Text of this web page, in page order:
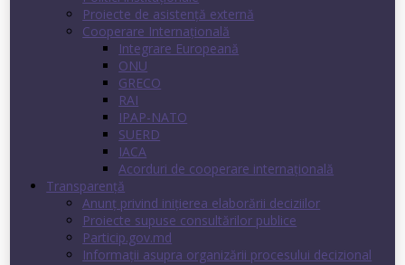
Proiecte de asistenţă externă
Cooperare Internaţională
Integrare Europeană
ONU
GRECO
RAI
IPAP-NATO
SUERD
IACA
Acorduri de cooperare internaţională
Transparenţă
Anunț privind inițierea elaborării deciziilor
Proiecte supuse consultărilor publice
Particip.gov.md
Informații asupra organizării procesului decizional